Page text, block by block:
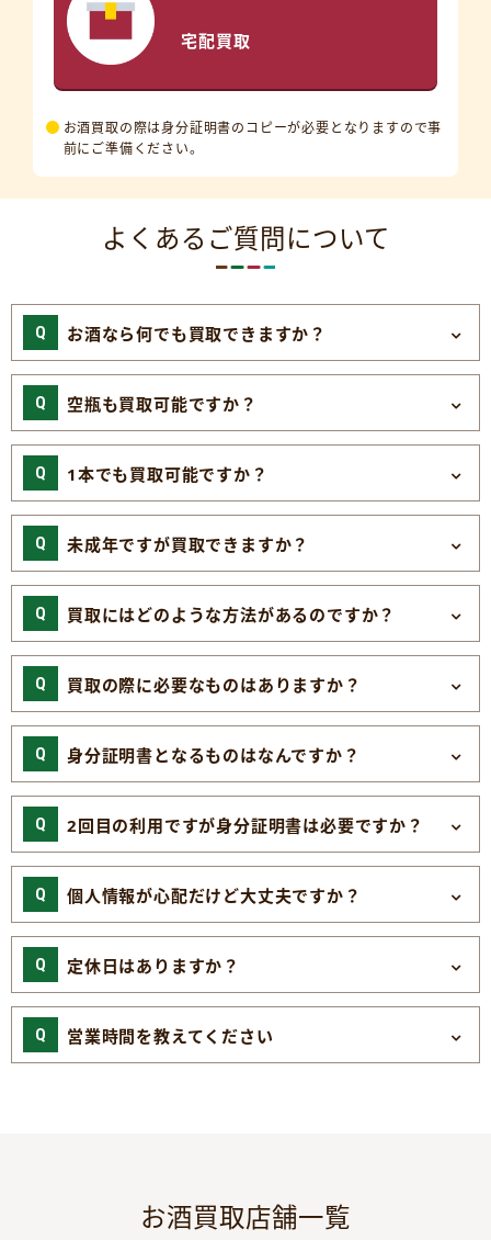
宅配買取
お酒買取の際は身分証明書のコピーが必要となりますので事
前にご準備ください。
よくあるご質問について
お酒なら何でも買取できますか？
空瓶も買取可能ですか？
1本でも買取可能ですか？
未成年ですが買取できますか？
買取にはどのような方法があるのですか？
買取の際に必要なものはありますか？
身分証明書となるものはなんですか？
2回目の利用ですが身分証明書は必要ですか？
個人情報が心配だけど大丈夫ですか？
定休日はありますか？
営業時間を教えてください
お酒買取店舗一覧